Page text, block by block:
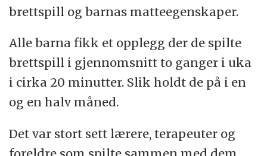
brettspill og barnas matteegenskaper.
Alle barna fikk et opplegg der de spilte
brettspill i gjennomsnitt to ganger i uka
i cirka 20 minutter. Slik holdt de på i en
og en halv måned.
Det var stort sett lærere, terapeuter og